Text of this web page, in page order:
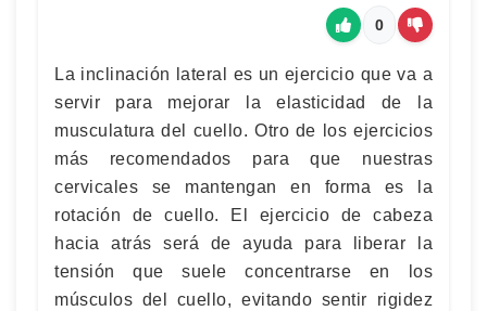
0
La inclinación lateral es un ejercicio que va a
servir para mejorar la elasticidad de la
musculatura del cuello. Otro de los ejercicios
más recomendados para que nuestras
cervicales se mantengan en forma es la
rotación de cuello. El ejercicio de cabeza
hacia atrás será de ayuda para liberar la
tensión que suele concentrarse en los
músculos del cuello, evitando sentir rigidez